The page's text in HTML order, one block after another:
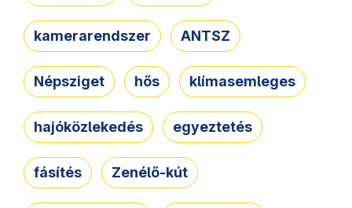
kamerarendszer ANTSZ
Népsziget hős klímasemleges
hajóközlekedés egyeztetés
fásítés Zenélő-kút